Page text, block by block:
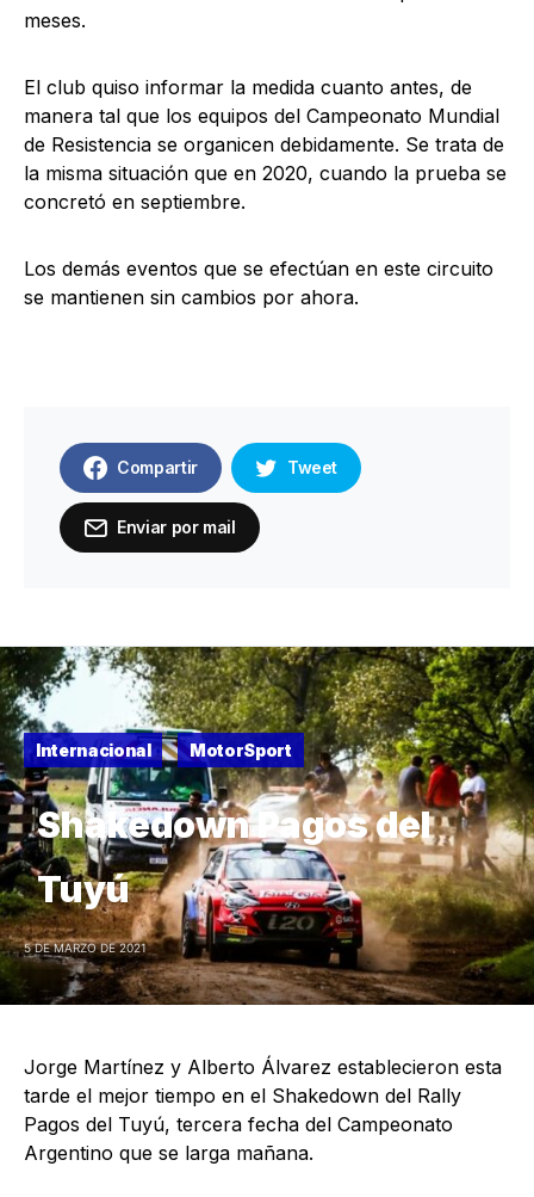
meses.
El club quiso informar la medida cuanto antes, de
manera tal que los equipos del Campeonato Mundial
de Resistencia se organicen debidamente. Se trata de
la misma situación que en 2020, cuando la prueba se
concretó en septiembre.
Los demás eventos que se efectúan en este circuito
se mantienen sin cambios por ahora.
Compartir Tweet
Enviar por mail
Internacional MotorSport
Shakedown Pagos del
Tuyú
5 DE MARZO DE 2021
Jorge Martínez y Alberto Álvarez establecieron esta
tarde el mejor tiempo en el Shakedown del Rally
Pagos del Tuyú, tercera fecha del Campeonato
Argentino que se larga mañana.